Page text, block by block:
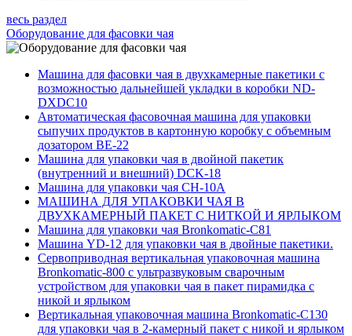
весь раздел
Оборудование для фасовки чая
Машина для фасовки чая в двухкамерные пакетики с
возможностью дальнейшей укладки в коробки ND-
DXDC10
Автоматическая фасовочная машина для упаковки
сыпучих продуктов в картонную коробку с объемным
дозатором BE-22
Машина для упаковки чая в двойной пакетик
(внутренний и внешний) DCK-18
Машина для упаковки чая CH-10A
МАШИНА ДЛЯ УПАКОВКИ ЧАЯ В
ДВУХКАМЕРНЫЙ ПАКЕТ С НИТКОЙ И ЯРЛЫКОМ
Машина для упаковки чая Bronkomatic-С81
Машина YD-12 для упаковки чая в двойные пакетики.
Сервоприводная вертикальная упаковочная машина
Bronkomatic-800 с ультразвуковым сварочным
устройством для упаковки чая в пакет пирамидка с
никой и ярлыком
Вертикальная упаковочная машина Bronkomatic-C130
для упаковки чая в 2-камерный пакет с никой и ярлыком